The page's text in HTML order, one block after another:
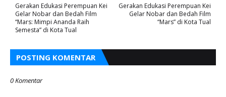
Gerakan Edukasi Perempuan Kei
Gelar Nobar dan Bedah Film
“Mars” di Kota Tual
Gerakan Edukasi Perempuan Kei
Gelar Nobar dan Bedah Film
“Mars: Mimpi Ananda Raih
Semesta” di Kota Tual
POSTING KOMENTAR
0 Komentar